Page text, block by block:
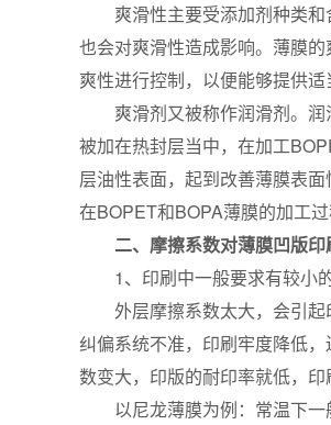
爽滑性主要受添加剂种类
也会对爽滑性造成影响。薄膜
爽性进行控制，以便能够提供
爽滑剂又被称作润滑剂。
被加在热封层当中，在加工
层油性表面，起到改善薄膜表
在BOPET和BOPA薄膜的加工
二、摩擦系数对薄膜凹版
1、印刷中一般要求有较小
外层摩擦系数太大，会引
纠偏系统不准，印刷牢度降低
数变大，印版的耐印率就低，
以尼龙薄膜为例：常温下